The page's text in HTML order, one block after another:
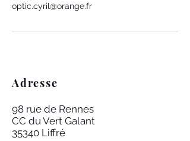
optic.cyril@orange.fr
Adresse
98 rue de Rennes
CC du Vert Galant
35340 Liffré